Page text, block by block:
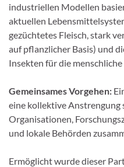
industriellen Modellen
aktuellen
gezüchtetes Fleisch, stark
auf pflanzlicher Basis) und
Insekten für die
Gemeinsames Vorgehen:
eine kollektive Anstrengung
Organisationen,
und lokale Behörden
Ermöglicht wurde dieser